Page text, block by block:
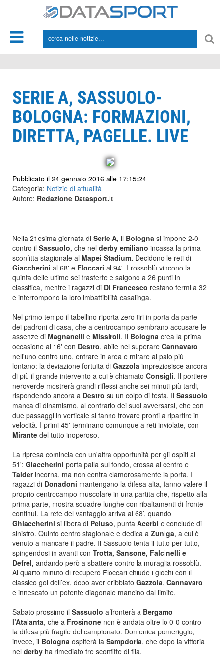
SERIE A, SASSUOLO-
BOLOGNA: FORMAZIONI,
DIRETTA, PAGELLE. LIVE
Pubblicato il 24 gennaio 2016 alle 17:15:24
Categoria: Notizie di attualità
Autore: Redazione Datasport.it
Nella 21esima giornata di Serie A, il Bologna si impone 2-0
contro il Sassuolo, che nel derby emiliano incassa la prima
sconfitta stagionale al Mapei Stadium. Decidono le reti di
Giaccherini al 68' e Floccari al 94'. I rossoblù vincono la
quinta delle ultime sei trasferte e salgono a 26 punti in
classifica, mentre i ragazzi di Di Francesco restano fermi a 32
e interrompono la loro imbattibilità casalinga.
Nel primo tempo il tabellino riporta zero tiri in porta da parte
dei padroni di casa, che a centrocampo sembrano accusare le
assenze di Magnanelli e Missiroli. Il Bologna crea la prima
occasione al 16' con Destro, abile nel superare Cannavaro
nell'uno contro uno, entrare in area e mirare al palo più
lontano: la deviazione fortuita di Gazzola impreziosisce ancora
di più il grande intervento a cui è chiamato Consigli. Il portiere
neroverde mostrerà grandi riflessi anche sei minuti più tardi,
rispondendo ancora a Destro su un colpo di testa. Il Sassuolo
manca di dinamismo, al contrario dei suoi avversarsi, che con
due passaggi in verticale si fanno trovare pronti a ripartire in
velocità. I primi 45' terminano comunque a reti inviolate, con
Mirante del tutto inoperoso.
La ripresa comincia con un'altra opportunità per gli ospiti al
51': Giaccherini porta palla sul fondo, crossa al centro e
Taiderincorna, ma non centra clamorosamente la porta. I
ragazzi di Donadoni mantengano la difesa alta, fanno valere il
proprio centrocampo muscolare in una partita che, rispetto alla
prima parte, mostra squadre lunghe con ribaltamenti di fronte
continui. La rete del vantaggio arriva al 68’, quando
Ghiaccherini si libera di Peluso, punta Acerbi e conclude di
sinistro. Quinto centro stagionale e dedica a Zuniga, a cui è
venuto a mancare il padre. Il Sassuolo tenta il tutto per tutto,
spingendosi in avanti con Trotta, Sansone, Falcinelli e
Defrel, andando però a sbattere contro la muraglia rossoblù.
Al quarto minuto di recupero Floccari chiude i giochi con il
classico gol dell’ex, dopo aver dribblato Gazzola, Cannavaro
e innescato un potente diagonale mancino dal limite.
Sabato prossimo il Sassuolo affronterà a Bergamo
l’Atalanta, che a Frosinone non è andata oltre lo 0-0 contro
la difesa più fragile del campionato. Domenica pomeriggio,
invece, il Bologna ospiterà la Sampdoria, che dopo la vittoria
nel derby ha rimediato tre sconfitte di fila.